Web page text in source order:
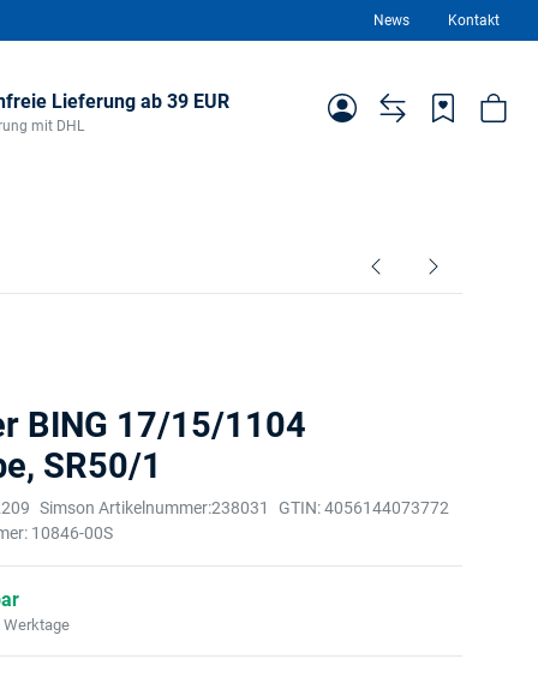
News Kontakt
Lieferung ab 39 EUR
mit DHL
BING 17/15/1104
SR50/1
Simson Artikelnummer:238031 GTIN:4056144073772
10846-00S
Werktage